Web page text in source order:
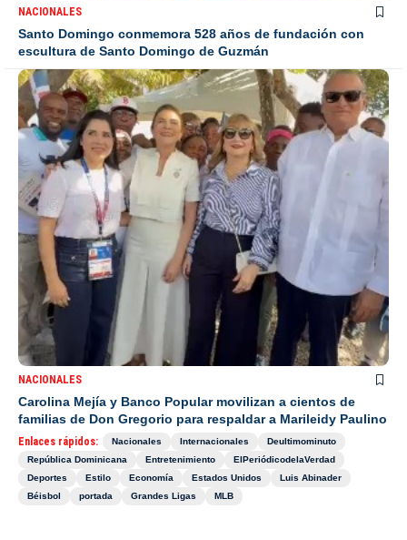
NACIONALES
Santo Domingo conmemora 528 años de fundación con
escultura de Santo Domingo de Guzmán
NACIONALES
Carolina Mejía y Banco Popular movilizan a cientos de
familias de Don Gregorio para respaldar a Marileidy Paulino
Enlaces rápidos: Nacionales Internacionales
Deultimominuto
República Dominicana
Entretenimiento
ElPeriódicodelaVerdad
Deportes
Estilo Economía Estados Unidos
Luis Abinader
Béisbol
portada Grandes Ligas MLB